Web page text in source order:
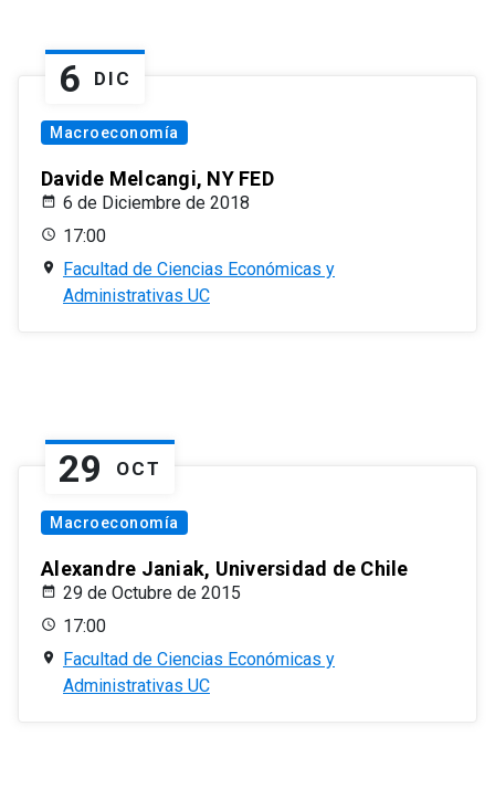
6 DIC
Macroeconomía
Davide Melcangi, NY FED
6 de Diciembre de 2018
17:00
Facultad de Ciencias Económicas y
Administrativas UC
29 OCT
Macroeconomía
Alexandre Janiak, Universidad de Chile
29 de Octubre de 2015
17:00
Facultad de Ciencias Económicas y
Administrativas UC